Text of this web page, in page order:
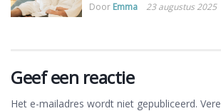
Door Emma 23 augustus 2025
Geef een reactie
Het e-mailadres wordt niet gepubliceerd.